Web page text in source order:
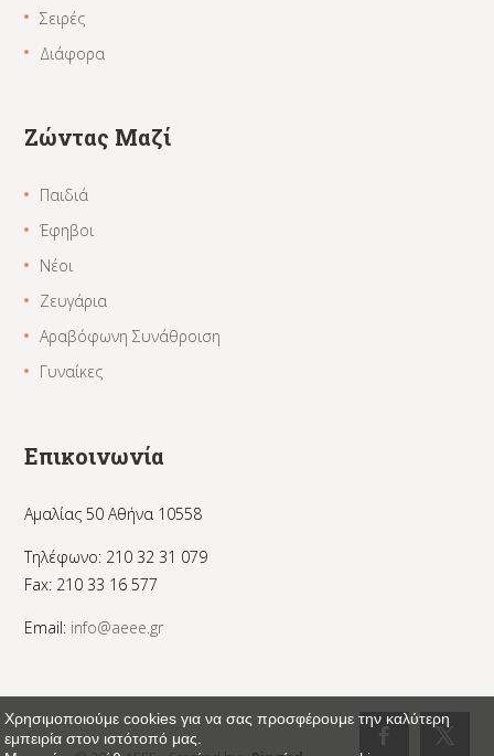
Σειρές
Διάφορα
Ζώντας Μαζί
Παιδιά
Έφηβοι
Νέοι
Ζευγάρια
Αραβόφωνη Συνάθροιση
Γυναίκες
Επικοινωνία
Αμαλίας 50 Αθήνα 10558
Τηλέφωνο: 210 32 31 079
Fax: 210 33 16 577
Email: info@aeee.gr
Χρησιμοποιούμε cookies για να σας προσφέρουμε την καλύτερη
εμπειρία στον ιστότοπό μας.